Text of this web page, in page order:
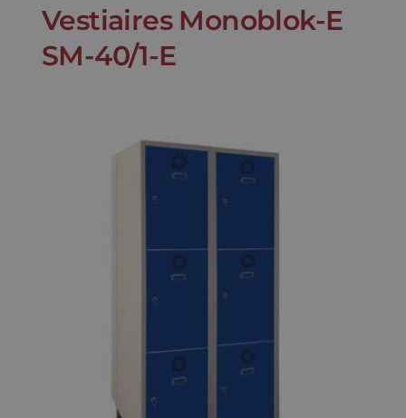
Vestiaires Monoblok-E
SM-40/1-E